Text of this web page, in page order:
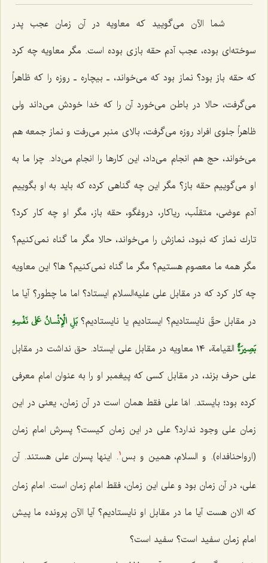
شما الآن می‌گویید كه معاویه در آن زمان عجب پدر
سوخته‌ای بوده، عجب آدم حقه بازی بوده است. مگر معاویه چه كرد
كه حقه باز بود؟ نماز بود كه می‌خواند، ـ بیچاره ـ روزه را كه ظاهراً
می‌گرفت، حالا در باطن می‌خورد آن را كه خدا خودش می‌داند ولی
ظاهراً جلوی افراد روزه می‌گرفت، بالای منبر می‌رفت و نماز جمعه هم
می‌خواند، حج هم انجام می‌داد، این كارها را انجام می‌داد. چرا ما به
او می‌گوییم حقه باز؟ مگر این چه گناهی كرده كه باید به او بگوییم
آدم عوضی، متقلّب، ریاكار، دروغگو، حقه باز، مگر او چه كار كرد؟
تارك نماز كه نبود، نمازش را می‌خواند، حالا مگر ما گناه نمی‌كنیم؟
مگر همه ما معصوم هستیم؟ مگر ما گناه نمی‌كنیم؟ ها؟ این معاویه
چه كار كرد كه در مقابل علی علیه‌السلام ایستاد؟ اما ما چطور؟ آیا ما
در مقابل حقّ نایستادیم؟ ایستادیم یا نایستادیم؟بَلِ الْإِنْسانُ عَلي نَفْسِهِ
بَصِيرَةٌ
القیامة، ١٤ معاویه در مقابل علی ایستاد. حق نداشت در مقابل
علی حرف بزند، در مقابل كسی كه پیغمبر او را به عنوان امام معرفی
كرده بود؛ بایستد. امّا علی فقط همان است در آن زمان، یعنی در این
زمان علی وجود ندارد؟ علی در این زمان كیست؟ پسرش امام زمان
(ارواحنافداه). و السلام، همین و بس 1 . اینها پسران علی هستند. آن
علی، در آن زمان بود و علی این زمان، فقط امام زمان است. امام زمان
كه الان هست آیا ما در مقابل او نایستادیم؟ آیا الآن پرونده ما پیش
امام زمان سفید است؟ سفید است؟